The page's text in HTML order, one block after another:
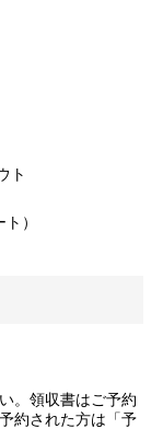
ト
）
。領収書はご予約
約された方は「予